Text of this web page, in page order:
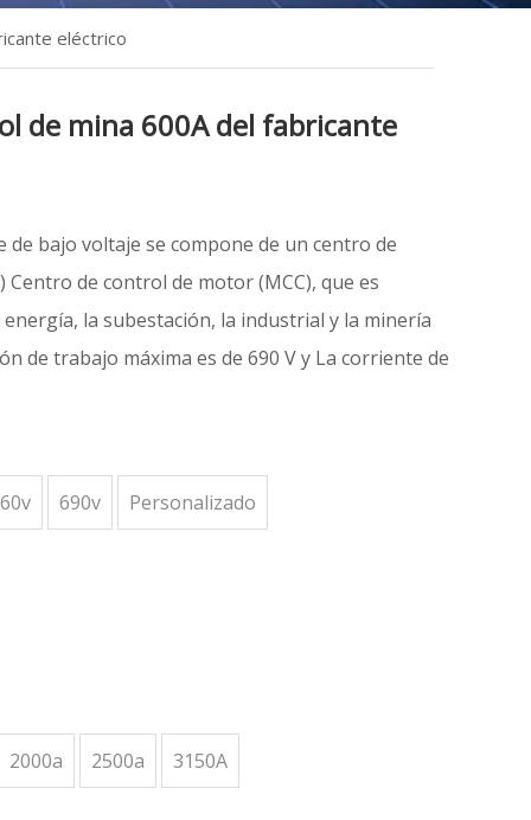
eléctrico
de mina 600A del fabricante
bajo voltaje se compone de un centro de
Centro de control de motor (MCC), que es
la subestación, la industrial y la minería
de trabajo máxima es de 690 V y La corriente de
690v Personalizado
2000a 2500a 3150A